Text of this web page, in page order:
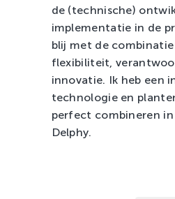
de (technische)
implementatie in de
blij met de
flexibiliteit,
innovatie. Ik heb een
technologie en
perfect combineren
Delphy.